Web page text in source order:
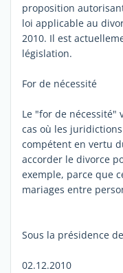
proposition
loi applicable au
2010. Il est
législation.
For de nécessité
Le "for de nécessité"
cas où les
compétent en vertu
accorder le divorce
exemple, parce que
mariages entre
Sous la présidence
02.12.2010